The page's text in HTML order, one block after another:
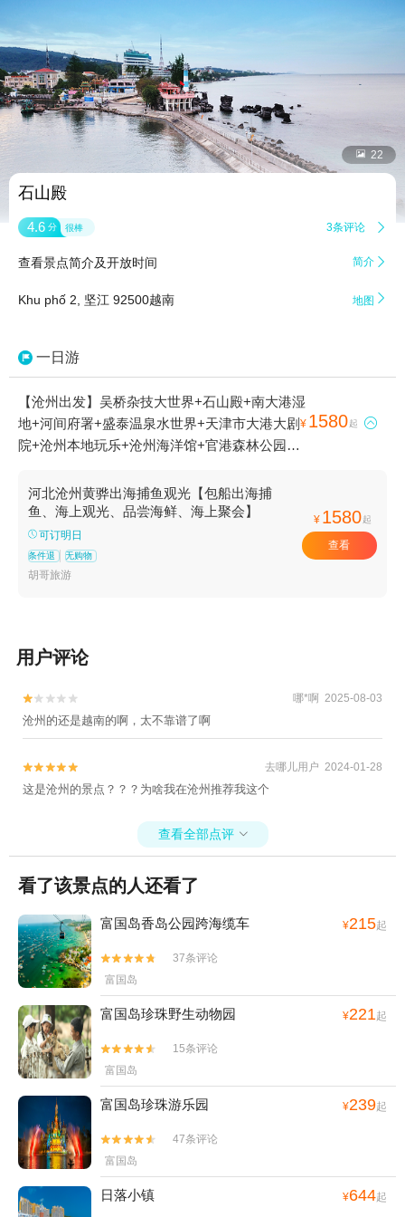
 22
石山殿
4.6 分 很棒 3条评论 
查看景点简介及开放时间 简介 
Khu phố 2, 坚江 92500越南 地图 
一日游
【沧州出发】吴桥杂技大世界+石山殿+南大港湿
地+河间府署+盛泰温泉水世界+​天津市大港大剧
院+沧州本地玩乐+沧州海洋馆+官港森林公园
壳堤1日游
¥ 1580起 
河北沧州黄骅出海捕鱼观光【包船出海捕
鱼、海上观光、品尝海鲜、海上聚会】
可订明日
条件退 无购物
胡哥旅游
¥ 1580起
查看
用户评论

 哪*啊 2025-08-03
沧州的还是越南的啊，太不靠谱了啊

 去哪儿用户 2024-01-28
这是沧州的景点？？？为啥我在沧州推荐我这个
查看全部点评 
看了该景点的人还看了
富国岛香岛公园跨海缆车 ¥215起


37条评论
富国岛
富国岛珍珠野生动物园 ¥221起


15条评论
富国岛
富国岛珍珠游乐园 ¥239起


47条评论
富国岛
日落小镇 ¥644起
